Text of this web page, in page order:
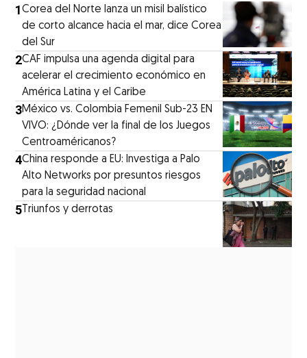
1Corea del Norte lanza un misil balístico
de corto alcance hacia el mar, dice Corea
del Sur
2CAF impulsa una agenda digital para
acelerar el crecimiento económico en
América Latina y el Caribe
3México vs. Colombia Femenil Sub-23 EN
VIVO: ¿Dónde ver la final de los Juegos
Centroaméricanos?
4China responde a EU: Investiga a Palo
Alto Networks por presuntos riesgos
para la seguridad nacional
5 Triunfos y derrotas